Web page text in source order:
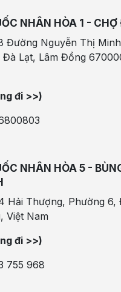
NHÂN HÒA 1 -
Đường Nguyễn Thị
Đà Lạt, Lâm Đồng
đi >>)
NHÂN HÒA 5 -
Hải Thượng, Phường 6,
Việt Nam
đi >>)
755 968